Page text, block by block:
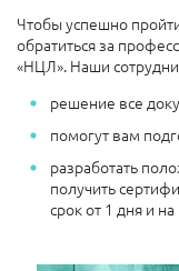
Чтобы успешно
обратиться за
«НЦЛ». Наши
решение все
помогут вам
разработать
получить
срок от 1 дня и